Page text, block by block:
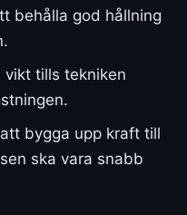
behålla god hållning
vikt tills tekniken
bygga upp kraft till
ska vara snabb